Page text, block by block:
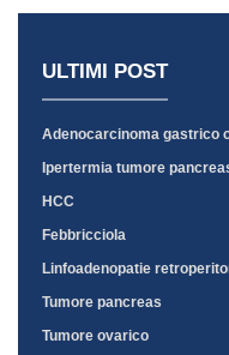
ULTIMI POST
Adenocarcinoma gastrico
Ipertermia tumore
HCC
Febbricciola
Linfoadenopatie
Tumore pancreas
Tumore ovarico